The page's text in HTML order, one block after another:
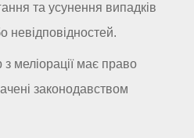
та усунення випадків
невідповідностей.
меліорації має право
законодавством